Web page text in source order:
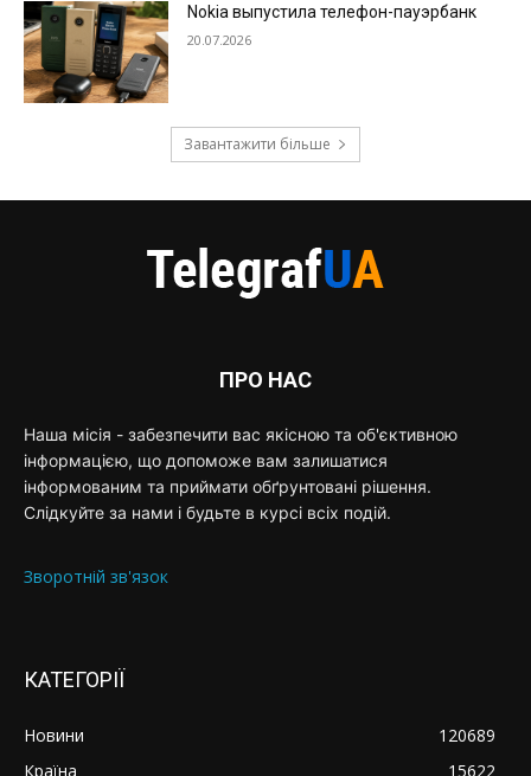
Nokia выпустила телефон-пауэрбанк
20.07.2026
Завантажити більше
ПРО НАС
Наша місія - забезпечити вас якісною та об'єктивною
інформацією, що допоможе вам залишатися
інформованим та приймати обґрунтовані рішення.
Слідкуйте за нами і будьте в курсі всіх подій.
Зворотній зв'язок
КАТЕГОРІЇ
Новини
120689
Країна
15622